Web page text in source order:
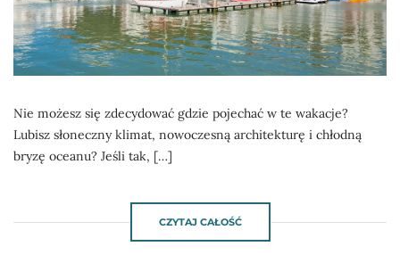
Nie możesz się zdecydować gdzie pojechać w te wakacje?
Lubisz słoneczny klimat, nowoczesną architekturę i chłodną
bryzę oceanu? Jeśli tak, […]
CZYTAJ CAŁOŚĆ